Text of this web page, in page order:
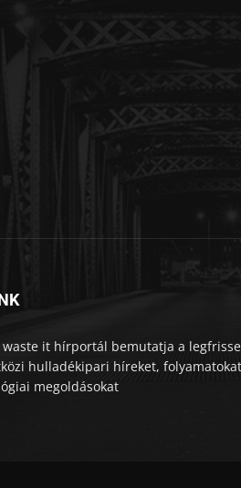
waste it hírportál bemutatja a
hulladékipari híreket,
megoldásokat